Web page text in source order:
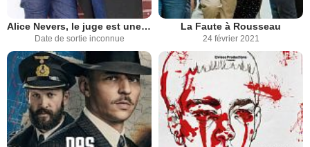
Alice Nevers, le juge est une femme
Date de sortie inconnue
La Faute à Rousseau
24 février 2021